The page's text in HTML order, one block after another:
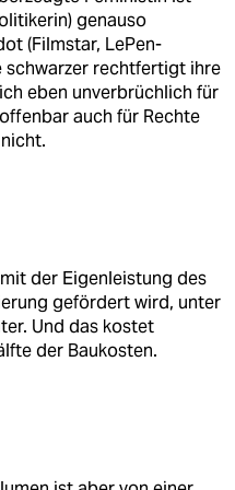
genauso
(Filmstar, LePen-
schwarzer rechtfertigt ihre
eben unverbrüchlich für
auch für Rechte
der Eigenleistung des
gefördert wird, unter
Und das kostet
der Baukosten.